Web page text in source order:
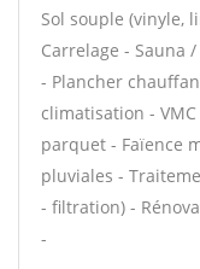
Sol souple (vinyle,
Carrelage - Sauna
- Plancher
climatisation -
parquet - Faïence
pluviales -
- filtration) -
-